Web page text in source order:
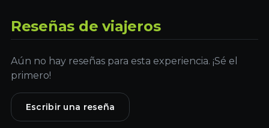
Reseñas de viajeros
Aún no hay reseñas para esta experiencia. ¡Sé el
primero!
Escribir una reseña